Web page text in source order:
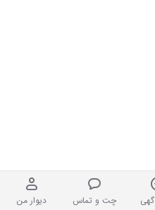
چت و تماس دیوار من